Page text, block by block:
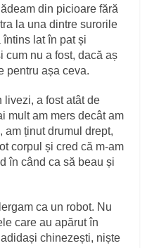
din picioare fără
la una dintre surorile
lat în pat și
cum nu a fost, dacă aș
pentru așa ceva.
livezi, a fost atât de
mult am mers decât am
ținut drumul drept,
corpul și cred că m-am
în când ca să beau și
ca un robot. Nu
care au apărut în
chinezești, niște